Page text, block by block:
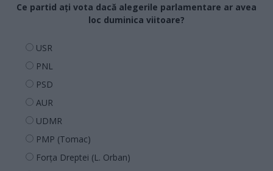
Ce partid ați vota dacă alegerile parlamentare ar avea
loc duminica viitoare?
USR
PNL
PSD
AUR
UDMR
PMP (Tomac)
Forța Dreptei (L. Orban)